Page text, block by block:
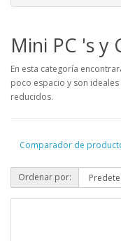
Mini PC 's y
En esta categoría
poco espacio y son
reducidos.
Comparador de
Ordenar por: